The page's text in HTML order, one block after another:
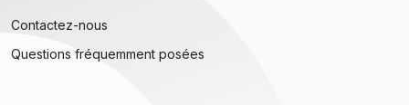
Contactez-nous
Questions fréquemment posées